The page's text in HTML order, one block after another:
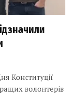
Конституції
волонтерів